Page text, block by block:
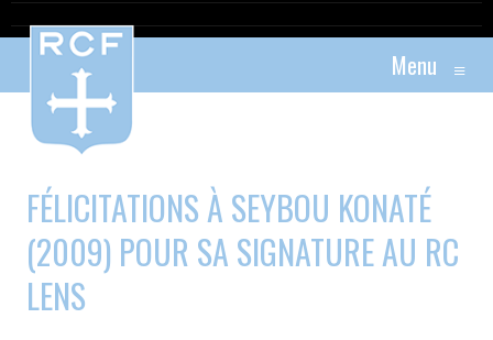
Menu ≡
FÉLICITATIONS À SEYBOU KONATÉ
(2009) POUR SA SIGNATURE AU RC
LENS